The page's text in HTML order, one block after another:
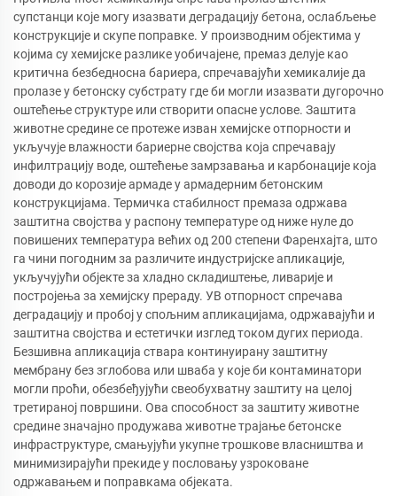
супстанци које могу изазвати деградацију бетона, ослабљење
конструкције и скупе поправке. У производним објектима у
којима су хемијске разлике уобичајене, премаз делује као
критична безбедносна бариера, спречавајући хемикалије да
пролазе у бетонску субстрату где би могли изазвати дугорочно
оштећење структуре или створити опасне услове. Заштита
животне средине се протеже изван хемијске отпорности и
укључује влажности бариерне својства која спречавају
инфилтрацију воде, оштећење замрзавања и карбонације која
доводи до корозије армаде у армадерним бетонским
конструкцијама. Термичка стабилност премаза одржава
заштитна својства у распону температуре од ниже нуле до
повишених температура већих од 200 степени Фаренхајта, што
га чини погодним за различите индустријске апликације,
укључујући објекте за хладно складиштење, ливарије и
постројења за хемијску прераду. УВ отпорност спречава
деградацију и пробој у спољним апликацијама, одржавајући и
заштитна својства и естетички изглед током дугих периода.
Безшивна апликација ствара континуирану заштитну
мембрану без зглобова или шваба у које би контаминатори
могли проћи, обезбеђујући свеобухватну заштиту на целој
третираној површини. Ова способност за заштиту животне
средине значајно продужава животне трајање бетонске
инфраструктуре, смањујући укупне трошкове власништва и
минимизирајући прекиде у пословању узроковане
одржавањем и поправкама објеката.